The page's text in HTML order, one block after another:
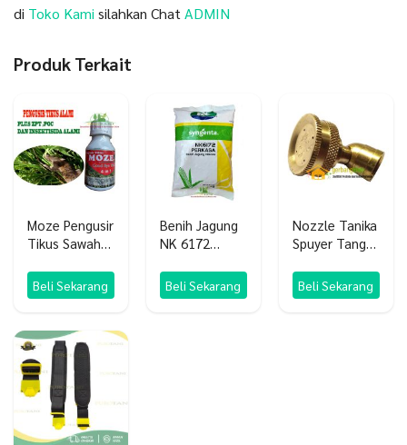
di Toko Kami silahkan Chat ADMIN
Produk Terkait
Moze Pengusir
Tikus Sawah
POC ZPT
Insektisida
Beli Sekarang
Benih Jagung
NK 6172
Beli Sekarang
Nozzle Tanika
Spuyer Tangki
Original
Beli Sekarang